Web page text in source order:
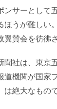
ンサーとして
ほうが難しい
翼賛会を彷彿
聞社は、東京
道機関が国家
は絶大なもの